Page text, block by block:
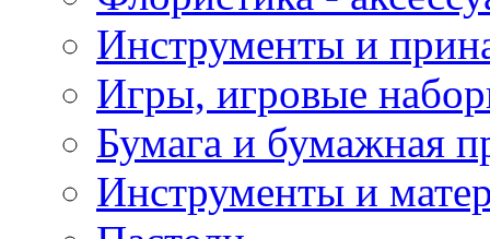
Инструменты и
Игры, игровые
Бумага и бумажная
Инструменты и